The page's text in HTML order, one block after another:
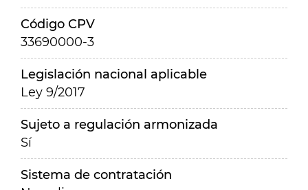
Código CPV
33690000-3
Legislación nacional aplicable
Ley 9/2017
Sujeto a regulación armonizada
Sí
Sistema de contratación